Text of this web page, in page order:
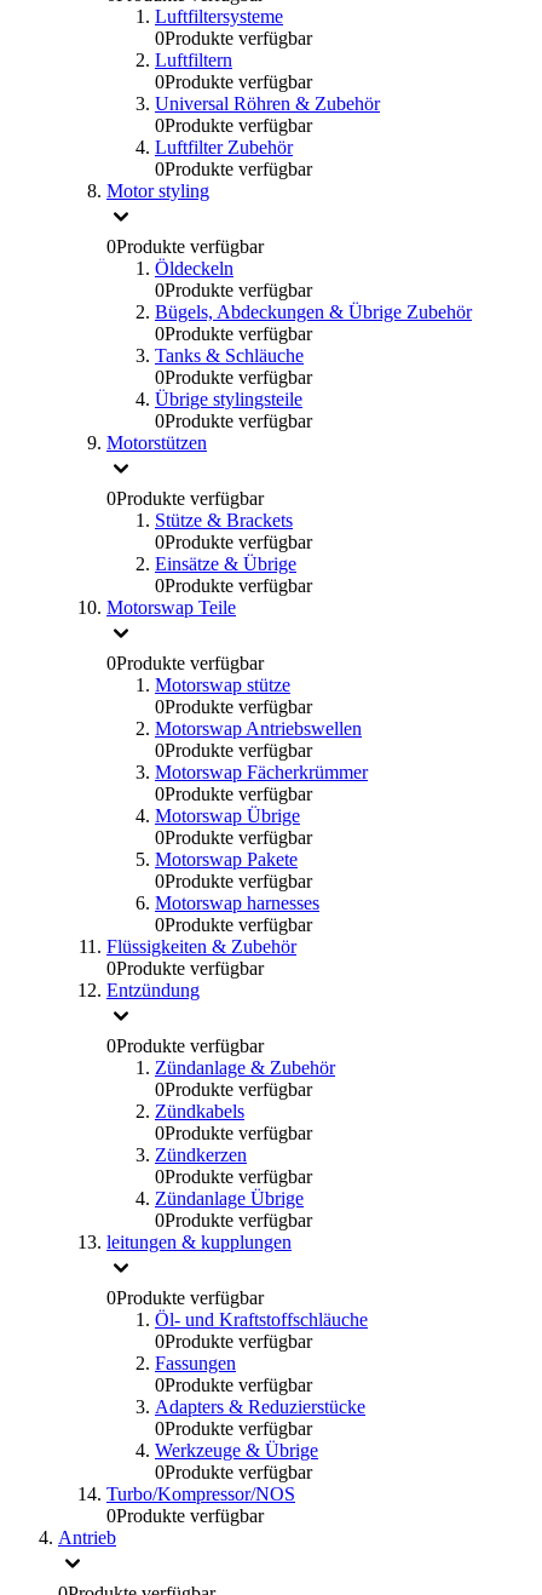
Luftfiltersysteme
0Produkte verfügbar
Luftfiltern
0Produkte verfügbar
Universal Röhren & Zubehör
0Produkte verfügbar
Luftfilter Zubehör
0Produkte verfügbar
Motor styling
0Produkte verfügbar
Öldeckeln
0Produkte verfügbar
Bügels, Abdeckungen & Übrige Zubehör
0Produkte verfügbar
Tanks & Schläuche
0Produkte verfügbar
Übrige stylingsteile
0Produkte verfügbar
Motorstützen
0Produkte verfügbar
Stütze & Brackets
0Produkte verfügbar
Einsätze & Übrige
0Produkte verfügbar
Motorswap Teile
0Produkte verfügbar
Motorswap stütze
0Produkte verfügbar
Motorswap Antriebswellen
0Produkte verfügbar
Motorswap Fächerkrümmer
0Produkte verfügbar
Motorswap Übrige
0Produkte verfügbar
Motorswap Pakete
0Produkte verfügbar
Motorswap harnesses
0Produkte verfügbar
Flüssigkeiten & Zubehör
0Produkte verfügbar
Entzündung
0Produkte verfügbar
Zündanlage & Zubehör
0Produkte verfügbar
Zündkabels
0Produkte verfügbar
Zündkerzen
0Produkte verfügbar
Zündanlage Übrige
0Produkte verfügbar
leitungen & kupplungen
0Produkte verfügbar
Öl- und Kraftstoffschläuche
0Produkte verfügbar
Fassungen
0Produkte verfügbar
Adapters & Reduzierstücke
0Produkte verfügbar
Werkzeuge & Übrige
0Produkte verfügbar
Turbo/Kompressor/NOS
0Produkte verfügbar
Antrieb